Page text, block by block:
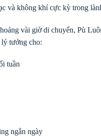
và không khí cực kỳ trong
vài giờ di chuyển, Pù
lý tưởng cho:
tuần
ngắn ngày